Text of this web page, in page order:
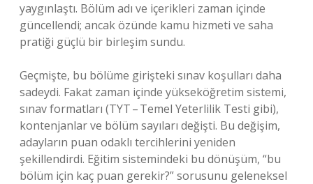
yaygınlaştı. Bölüm adı ve içerikleri zaman içinde
güncellendi; ancak özünde kamu hizmeti ve saha
pratiği güçlü bir birleşim sundu.
Geçmişte, bu bölüme girişteki sınav koşulları daha
sadeydi. Fakat zaman içinde yükseköğretim sistemi,
sınav formatları (TYT – Temel Yeterlilik Testi gibi),
kontenjanlar ve bölüm sayıları değişti. Bu değişim,
adayların puan odaklı tercihlerini yeniden
şekillendirdi. Eğitim sistemindeki bu dönüşüm, “bu
bölüm için kaç puan gerekir?” sorusunu geleneksel